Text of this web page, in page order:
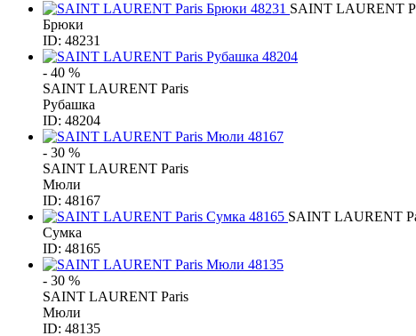
SAINT LAURENT
Брюки
ID: 48231
- 40 %
SAINT LAURENT Paris
Рубашка
ID: 48204
- 30 %
SAINT LAURENT Paris
Мюли
ID: 48167
SAINT LAURENT
Сумка
ID: 48165
- 30 %
SAINT LAURENT Paris
Мюли
ID: 48135